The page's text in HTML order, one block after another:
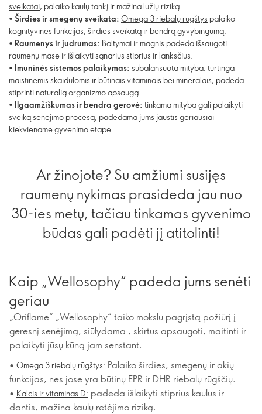
sveikatai, palaiko kaulų tankį ir mažina lūžių riziką.
• Širdies ir smegenų sveikata: Omega 3 riebalų rūgštys palaiko
kognityvines funkcijas, širdies sveikatą ir bendrą gyvybingumą.
• Raumenys ir judrumas: Baltymai ir magnis padeda išsaugoti
raumenų masę ir išlaikyti sąnarius stiprius ir lanksčius.
• Imuninės sistemos palaikymas: subalansuota mityba, turtinga
maistinėmis skaidulomis ir būtinais vitaminais bei mineralais, padeda
stiprinti natūralią organizmo apsaugą.
• Ilgaamžiškumas ir bendra gerovė: tinkama mityba gali palaikyti
sveiką senėjimo procesą, padėdama jums jaustis geriausiai
kiekviename gyvenimo etape.
Ar žinojote? Su amžiumi susijęs
raumenų nykimas prasideda jau nuo
30-ies metų, tačiau tinkamas gyvenimo
būdas gali padėti jį atitolinti!
Kaip „Wellosophy“ padeda jums senėti
geriau
„Oriflame“ „Wellosophy“ taiko mokslu pagrįstą požiūrį į
geresnį senėjimą, siūlydama , skirtus apsaugoti, maitinti ir
palaikyti jūsų kūną jam senstant.
• Omega 3 riebalų rūgštys: Palaiko širdies, smegenų ir akių
funkcijas, nes jose yra būtinų EPR ir DHR riebalų rūgščių.
• Kalcis ir vitaminas D: padeda išlaikyti stiprius kaulus ir
dantis, mažina kaulų retėjimo riziką.